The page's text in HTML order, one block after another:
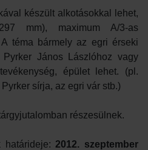
készült alkotásokkal lehet,
mm), maximum A/3-as
téma bármely az egri érseki
János Lászlóhoz vagy
épület lehet. (pl.
sírja, az egri vár stb.)
részesülnek.
határideje: 2012. szeptember